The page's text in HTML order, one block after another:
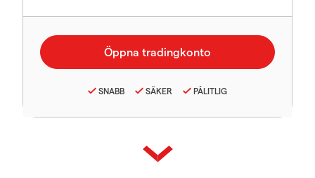
SNABB SÄKER PÅLITLIG